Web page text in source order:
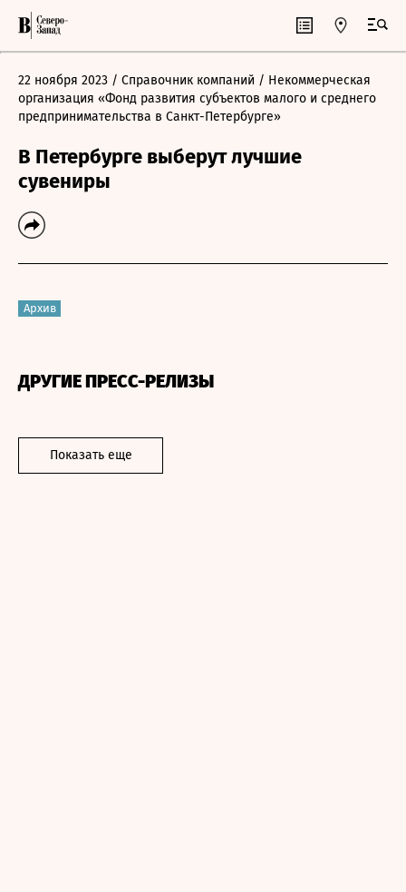
22 ноября 2023 / Справочник компаний / Некоммерческая
организация «Фонд развития субъектов малого и среднего
предпринимательства в Санкт-Петербурге»
В Петербурге выберут лучшие
сувениры
Архив
ДРУГИЕ ПРЕСС-РЕЛИЗЫ
Показать еще